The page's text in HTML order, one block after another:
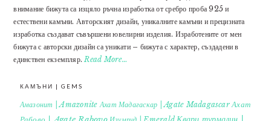
внимание бижута са изцяло ръчна изработка от сребро проба 925 и
естествени камъни. Авторският дизайн, уникалните камъни и прецизната
изработка създават съвършени ювелирни изделия. Изработените от мен
бижута с авторски дизайн са уникати – бижута с характер, създадени в
единствен екземпляр.Read More…
КАМЪНИ | GEMS
Амазонит | Amazonite Ахат Мадагаскар | Agate Madagascar Ахат